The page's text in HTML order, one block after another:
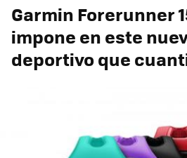
Garmin Forerunner
impone en este
deportivo que